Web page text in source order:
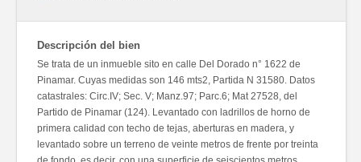
Descripción del bien
Se trata de un inmueble sito en calle Del Dorado n° 1622 de
Pinamar. Cuyas medidas son 146 mts2, Partida N 31580. Datos
catastrales: Circ.IV; Sec. V; Manz.97; Parc.6; Mat 27528, del
Partido de Pinamar (124). Levantado con ladrillos de horno de
primera calidad con techo de tejas, aberturas en madera, y
levantado sobre un terreno de veinte metros de frente por treinta